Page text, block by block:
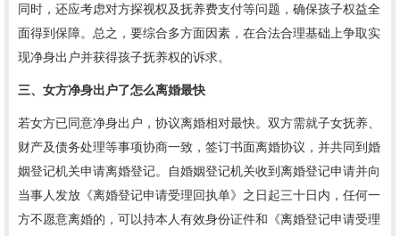
同时，还应考虑对方探视权及抚养费支付等问题，确保孩子权益全
面得到保障。总之，要综合多方面因素，在合法合理基础上争取实
现净身出户并获得孩子抚养权的诉求。
三、女方净身出户了怎么离婚最快
若女方已同意净身出户，协议离婚相对最快。双方需就子女抚养、
财产及债务处理等事项协商一致，签订书面离婚协议，并共同到婚
姻登记机关申请离婚登记。自婚姻登记机关收到离婚登记申请并向
当事人发放《离婚登记申请受理回执单》之日起三十日内，任何一
方不愿意离婚的，可以持本人有效身份证件和《离婚登记申请受理